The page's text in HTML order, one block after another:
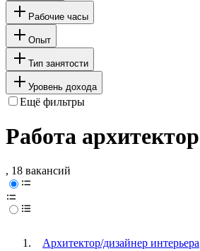
Рабочие часы
Опыт
Тип занятости
Уровень дохода
Ещё фильтры
Работа
, 18 вакансий
Архитектор/дизайнер интерьера